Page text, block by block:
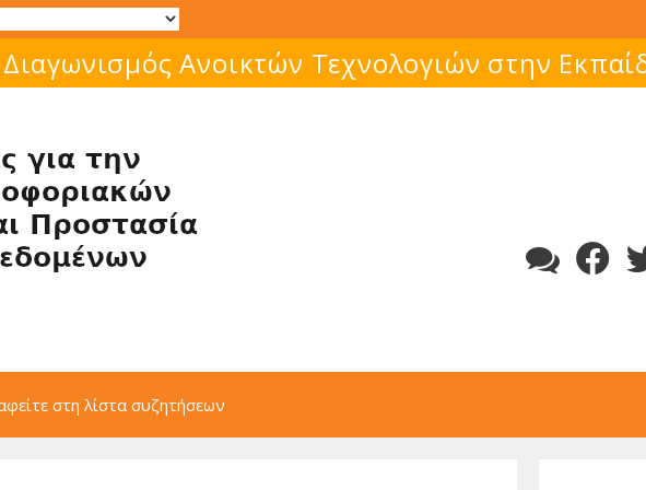
Μάθε για το ελεύθερο λογισμικό!
στη λίστα συζητήσεων